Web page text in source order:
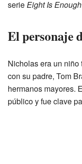
serieEight Is Enough
El personaje
Nicholas era un
con su padre, Tom
hermanos mayores.
público y fue clave